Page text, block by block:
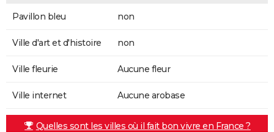
Pavillon bleu non
Ville d'art et d'histoire non
Ville fleurie Aucune fleur
Ville internet Aucune arobase
Quelles sont les villes où il fait bon vivre en France ?